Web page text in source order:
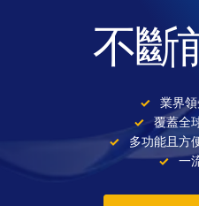
不斷
業界
覆蓋全
多功能且方
一